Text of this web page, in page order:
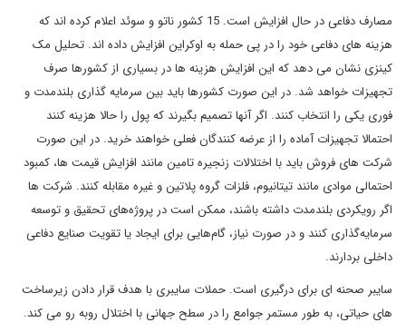
مصارف دفاعی در حال افزایش است. 15 کشور ناتو و سوئد اعلام کرده اند که
هزینه های دفاعی خود را در پی حمله به اوکراین افزایش داده اند. تحلیل مک
کینزی نشان می دهد که این افزایش هزینه ها در بسیاری از کشورها صرف
تجهیزات خواهد شد. در این صورت کشورها باید بین سرمایه گذاری بلندمدت و
فوری یکی را انتخاب کنند. اگر آنها تصمیم بگیرند که پول را حالا هزینه کنند
احتمالا تجهیزات آماده را از عرضه کنندگان فعلی خواهند خرید. در این صورت
شرکت های فروش باید با اختلالات زنجیره تامین مانند افزایش قیمت ها، کمبود
احتمالی موادی مانند تیتانیوم، فلزات گروه پلاتین و غیره مقابله کنند. شرکت ها
اگر رویکردی بلندمدت داشته باشند، ممکن است در پروژه‌های تحقیق و توسعه
سرمایه‌گذاری کنند و در صورت نیاز، گام‌هایی برای ایجاد یا تقویت صنایع دفاعی
داخلی بردارند.
سایبر صحنه ای برای درگیری است. حملات سایبری با هدف قرار دادن زیرساخت
های حیاتی، به طور مستمر جوامع را در سطح جهانی با اختلال روبه رو می کند.